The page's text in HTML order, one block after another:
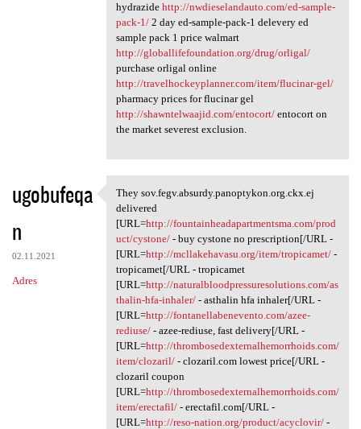
hydrazide http://nwdieselandauto.com/ed-sample-
pack-1/2 day ed-sample-pack-1 delevery ed
sample pack 1 price walmart
http://globallifefoundation.org/drug/orligal/
purchase orligal online
http://travelhockeyplanner.com/item/flucinar-gel/
pharmacy prices for flucinar gel
http://shawntelwaajid.com/entocort/entocort on
the market severest exclusion.
ugobufeqa
n
02.11.2021
Adres
They sov.fegv.absurdy
They sov.fegv.absurdy.panoptykon.org.ckx.ej
delivered
[URL=http://fountainheadapartmentsma.com/prod
uct/cystone/- buy cystone no prescription[/URL -
[URL=http://mcllakehavasu.org/item/tropicamet/-
tropicamet[/URL - tropicamet
[URL=http://naturalbloodpressuresolutions.com/as
thalin-hfa-inhaler/- asthalin hfa inhaler[/URL -
[URL=http://fontanellabenevento.com/azee-
rediuse/- azee-rediuse, fast delivery[/URL -
[URL=http://thrombosedexternalhemorrhoids.com/
item/clozaril/- clozaril.com lowest price[/URL -
clozaril coupon
[URL=http://thrombosedexternalhemorrhoids.com/
item/erectafil/- erectafil.com[/URL -
[URL=http://reso-nation.org/product/acyclovir/-